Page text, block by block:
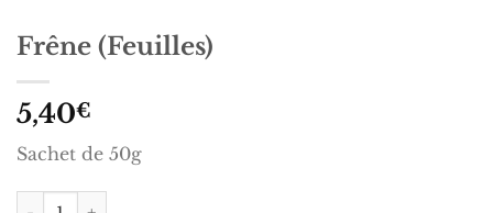
Frêne (Feuilles)
5,40€
Sachet de 50g
quantité de Frêne (Feuilles)